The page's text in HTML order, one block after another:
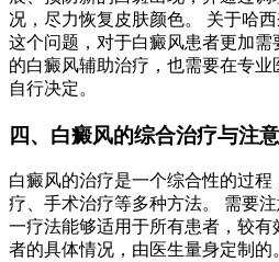
况，尽力恢复皮肤颜色。 关于哈
这个问题，对于白癜风患者更加
的白癜风辅助治疗，也需要在专
自行决定。
四、白癜风的综合治疗与注
白癜风的治疗是一个综合性的过
疗、手术治疗等多种方法。 需要
一疗法能够适用于所有患者，较
者的具体情况，由医生量身定制